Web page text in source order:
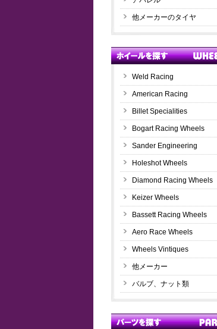
他メーカーのタイヤ
Weld Racing
American Racing
Billet Specialities
Bogart Racing Wheels
Sander Engineering
Holeshot Wheels
Diamond Racing Wheels
Keizer Wheels
Bassett Racing Wheels
Aero Race Wheels
Wheels Vintiques
他メーカー
バルブ、ナット類